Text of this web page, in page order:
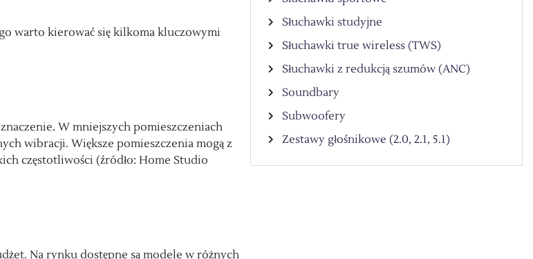
warto kierować się kilkoma kluczowymi
W mniejszych pomieszczeniach
wibracji. Większe pomieszczenia mogą z
częstotliwości (źródło: Home Studio
Na rynku dostępne są modele w różnych
Słuchawki studyjne
Słuchawki true wireless (TWS)
Słuchawki z redukcją szumów (ANC)
Soundbary
Subwoofery
Zestawy głośnikowe (2.0, 2.1, 5.1)